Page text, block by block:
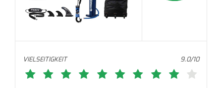
VIELSEITIGKEIT 9.0/10